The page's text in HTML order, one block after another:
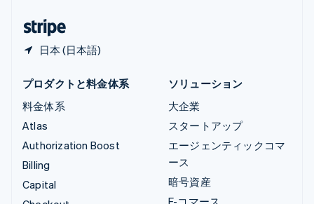
日本 (日本語)
プロダクトと料金体系
料金体系
Atlas
Authorization Boost
Billing
Capital
ソリューション
大企業
スタートアップ
エージェンティックコマ
ース
暗号資産
E-コマース